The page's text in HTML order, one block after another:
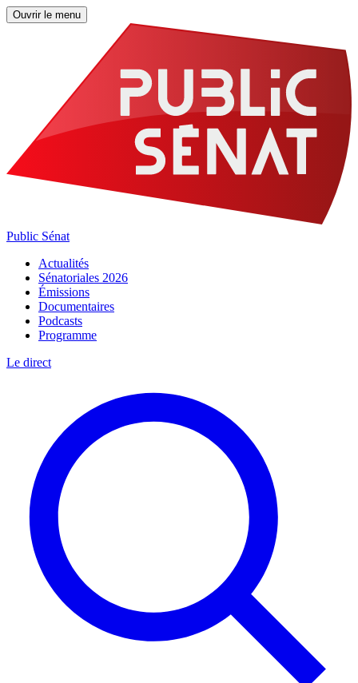
Ouvrir le menu
Public Sénat
Actualités
Sénatoriales 2026
Émissions
Documentaires
Podcasts
Programme
Le direct